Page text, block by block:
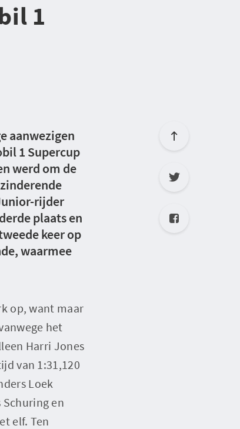
1
aanwezigen
1 Supercup
werd om de
rijder
plaats en
keer op
waarmee
op, want maar
het
Harri Jones
van 1:31,120
Loek
Schuring en
elf. Ten